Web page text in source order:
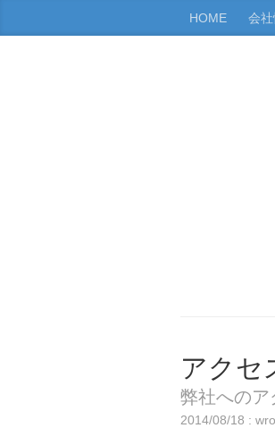
HOME 会
アクセ
弊社へのア
2014/08/18 :